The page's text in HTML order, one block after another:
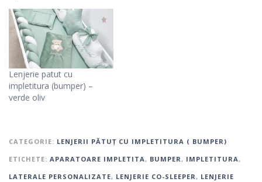
Lenjerie patut cu
impletitura (bumper) –
verde oliv
CATEGORIE: LENJERII PĂTUȚ CU IMPLETITURA ( BUMPER)
ETICHETE: APARATOARE IMPLETITA, BUMPER, IMPLETITURA,
LATERALE PERSONALIZATE, LENJERIE CO-SLEEPER, LENJERIE